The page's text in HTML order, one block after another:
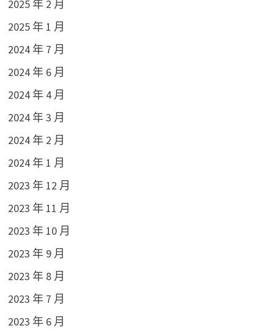
2025 年 2 月
2025 年 1 月
2024 年 7 月
2024 年 6 月
2024 年 4 月
2024 年 3 月
2024 年 2 月
2024 年 1 月
2023 年 12 月
2023 年 11 月
2023 年 10 月
2023 年 9 月
2023 年 8 月
2023 年 7 月
2023 年 6 月